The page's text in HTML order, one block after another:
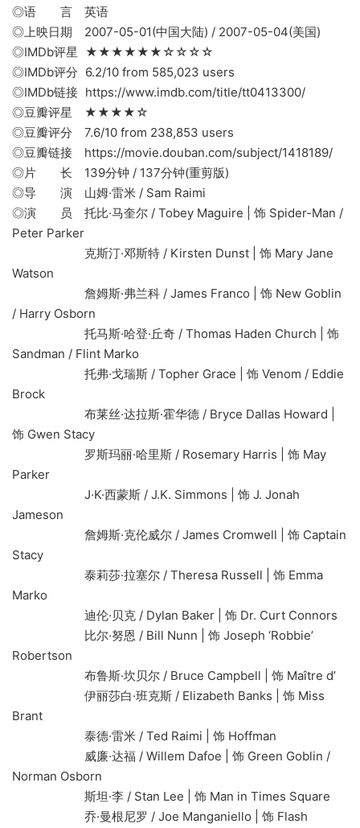
◎语 言 英语
◎上映日期 2007-05-01(中国大陆) / 2007-05-04(美国)
◎IMDb评星 ★★★★★★☆☆☆☆
◎IMDb评分 6.2/10 from 585,023 users
◎IMDb链接 https://www.imdb.com/title/tt0413300/
◎豆瓣评星 ★★★★☆
◎豆瓣评分 7.6/10 from 238,853 users
◎豆瓣链接 https://movie.douban.com/subject/1418189/
◎片 长 139分钟 / 137分钟(重剪版)
◎导 演 山姆·雷米 / Sam Raimi
◎演 员 托比·马奎尔 / Tobey Maguire | 饰 Spider-Man /
Peter Parker
克斯汀·邓斯特 / Kirsten Dunst | 饰 Mary Jane
Watson
詹姆斯·弗兰科 / James Franco | 饰 New Goblin
/ Harry Osborn
托马斯·哈登·丘奇 / Thomas Haden Church | 饰
Sandman / Flint Marko
托弗·戈瑞斯 / Topher Grace | 饰 Venom / Eddie
Brock
布莱丝·达拉斯·霍华德 / Bryce Dallas Howard |
饰 Gwen Stacy
罗斯玛丽·哈里斯 / Rosemary Harris | 饰 May
Parker
J·K·西蒙斯 / J.K. Simmons | 饰 J. Jonah
Jameson
詹姆斯·克伦威尔 / James Cromwell | 饰 Captain
Stacy
泰莉莎·拉塞尔 / Theresa Russell | 饰 Emma
Marko
迪伦·贝克 / Dylan Baker | 饰 Dr. Curt Connors
比尔·努恩 / Bill Nunn | 饰 Joseph ‘Robbie’
Robertson
布鲁斯·坎贝尔 / Bruce Campbell | 饰 Maître d’
伊丽莎白·班克斯 / Elizabeth Banks | 饰 Miss
Brant
泰德·雷米 / Ted Raimi | 饰 Hoffman
威廉·达福 / Willem Dafoe | 饰 Green Goblin /
Norman Osborn
斯坦·李 / Stan Lee | 饰 Man in Times Square
乔·曼根尼罗 / Joe Manganiello | 饰 Flash